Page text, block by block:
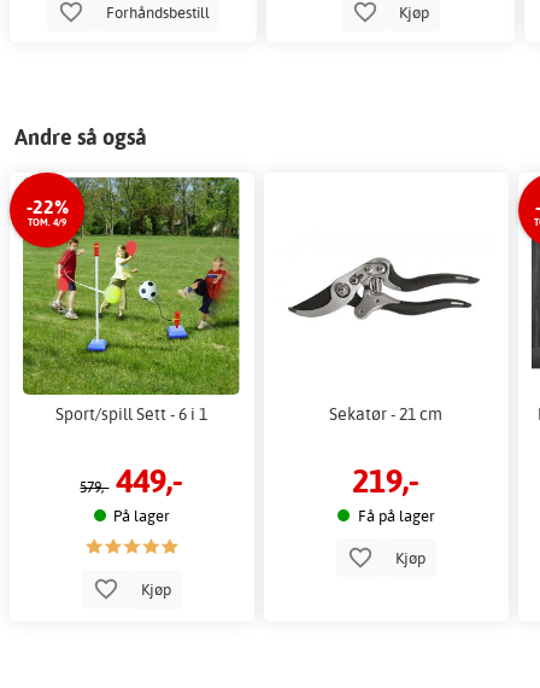
Forhåndsbestill Kjøp
Andre så også
-22%
TOM. 4/9
Sport/spill Sett - 6 i 1
579,- 449,-
På lager
Kjøp
Sekatør - 21 cm
219,-
Få på lager
Kjøp